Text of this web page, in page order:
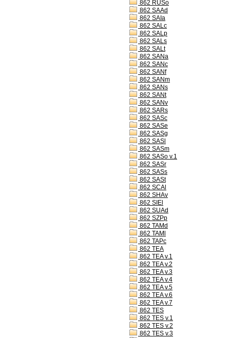
862 RUSo
862 SAAd
862 SAIa
862 SALc
862 SALp
862 SALs
862 SALt
862 SANa
862 SANc
862 SANf
862 SANm
862 SANs
862 SANt
862 SANv
862 SARs
862 SASc
862 SASe
862 SASg
862 SASl
862 SASm
862 SASo v.1
862 SASr
862 SASs
862 SASt
862 SCAl
862 SHAv
862 SIEl
862 SUAd
862 SZPp
862 TAMd
862 TAMl
862 TAPc
862 TEA
862 TEA v.1
862 TEA v.2
862 TEA v.3
862 TEA v.4
862 TEA v.5
862 TEA v.6
862 TEA v.7
862 TES
862 TES v.1
862 TES v.2
862 TES v.3